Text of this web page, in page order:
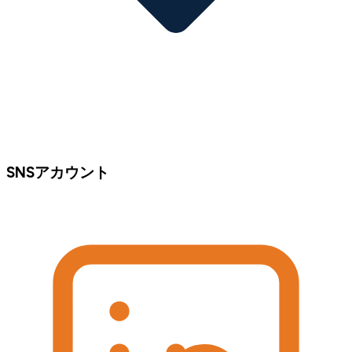
SNSアカウント